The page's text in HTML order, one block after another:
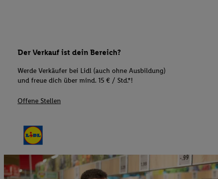
Der Verkauf ist dein Bereich?
Werde Verkäufer bei Lidl (auch ohne Ausbildung)
und freue dich über mind. 15 € / Std.*!
Offene Stellen